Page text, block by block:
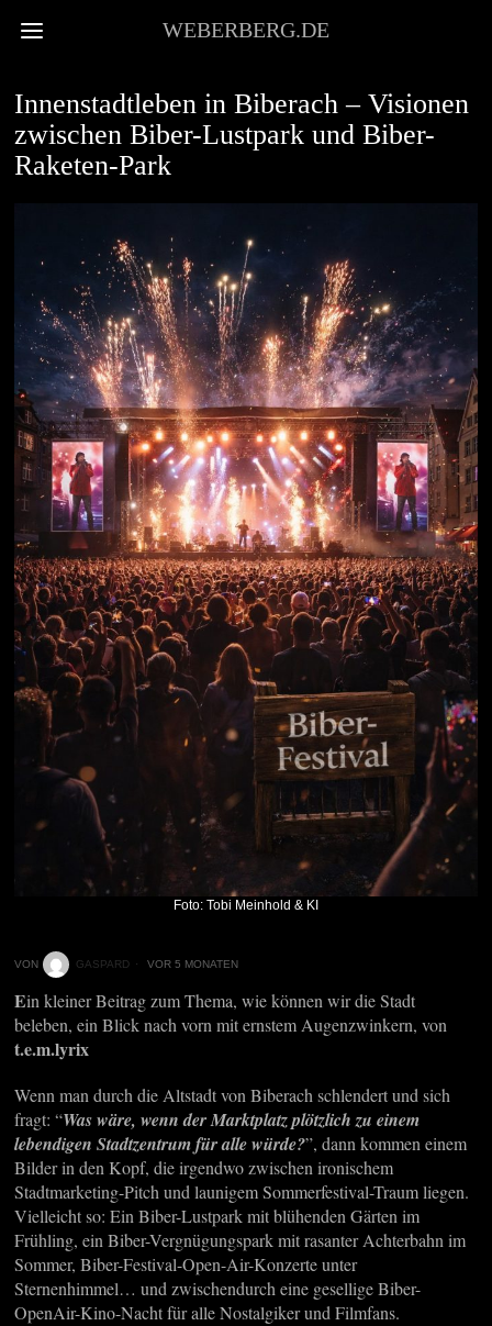
WEBERBERG.DE
Innenstadtleben in Biberach – Visionen
zwischen Biber-Lustpark und Biber-
Raketen-Park
Foto: Tobi Meinhold & KI
VON GASPARD VOR 5 MONATEN
Ein kleiner Beitrag zum Thema, wie können wir die Stadt
beleben, ein Blick nach vorn mit ernstem Augenzwinkern, von
t.e.m.lyrix
Wenn man durch die Altstadt von Biberach schlendert und sich
fragt: “Was wäre, wenn der Marktplatz plötzlich zu einem
lebendigen Stadtzentrum für alle würde?”, dann kommen einem
Bilder in den Kopf, die irgendwo zwischen ironischem
Stadtmarketing-Pitch und launigem Sommerfestival-Traum liegen.
Vielleicht so: Ein Biber-Lustpark mit blühenden Gärten im
Frühling, ein Biber-Vergnügungspark mit rasanter Achterbahn im
Sommer, Biber-Festival-Open-Air-Konzerte unter
Sternenhimmel… und zwischendurch eine gesellige Biber-
OpenAir-Kino-Nacht für alle Nostalgiker und Filmfans.